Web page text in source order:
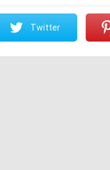
Twitter